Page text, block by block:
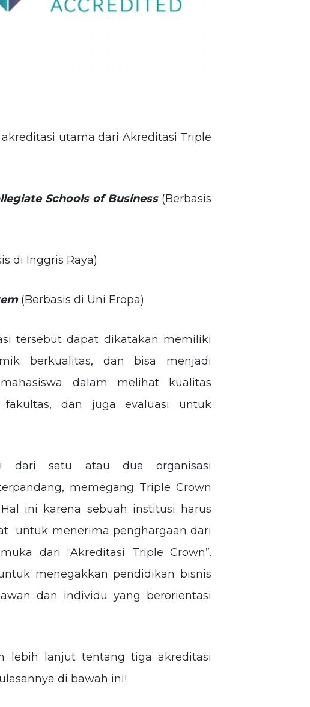
utama dari Akreditasi Triple
Schools of Business(Berbasis
di Inggris Raya)
(Berbasis di Uni Eropa)
tersebut dapat dikatakan memiliki
berkualitas, dan bisa menjadi
dalam melihat kualitas
dan juga evaluasi untuk
dari satu atau dua organisasi
memegang Triple Crown
ini karena sebuah institusi harus
untuk menerima penghargaan dari
dari “Akreditasi Triple Crown”.
menegakkan pendidikan bisnis
dan individu yang berorientasi
lebih lanjut tentang tiga akreditasi
di bawah ini!